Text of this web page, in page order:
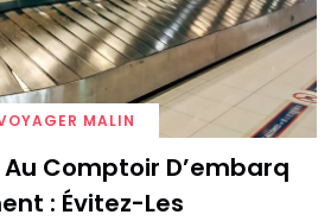
MALIN
Comptoir D’embarq
: Évitez-Les